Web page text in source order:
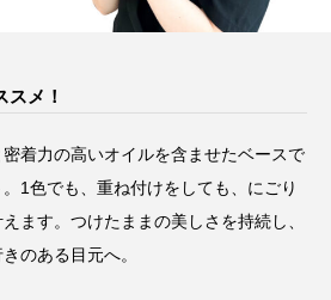
スメ！
着力の高いオイルを含ませたベースで
1色でも、重ね付けをしても、にごり
ます。つけたままの美しさを持続し、
のある目元へ。